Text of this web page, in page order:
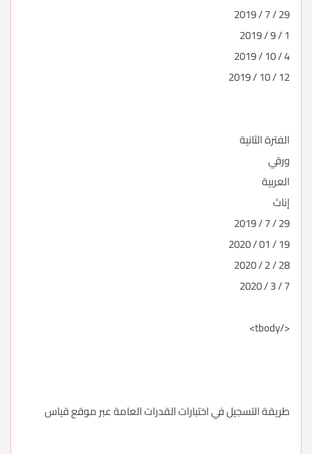
29 / 7 / 2019
1 / 9 / 2019
4 / 10 / 2019
12 / 10 / 2019
الفترة الثانية
ورقي
العربية
إناث
29 / 7 / 2019
19 / 01 / 2020
28 / 2 / 2020
7 / 3 / 2020
</tbody>
طريقة التسجيل في اختبارات القدرات العامة عبر موقع قياس